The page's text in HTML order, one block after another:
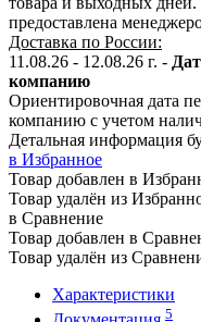
предоставлена
Доставка по России:
11.08.26 - 12.08.26 г. -
компанию
Ориентировочная дата
компанию с учетом
Детальная информация
в Избранное
Товар добавлен в
Товар удалён из
в Сравнение
Товар добавлен в
Товар удалён из
Характеристики
5